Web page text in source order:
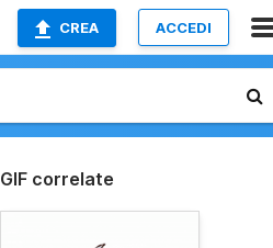
CREA ACCEDI
GIF correlate